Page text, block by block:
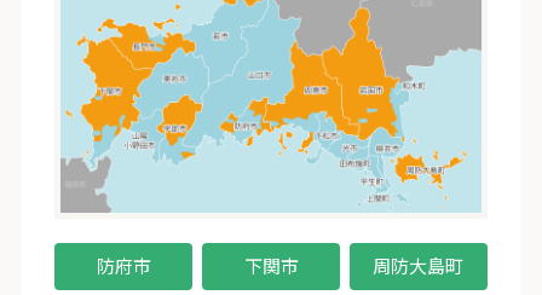
防府市 下関市 周防大島町